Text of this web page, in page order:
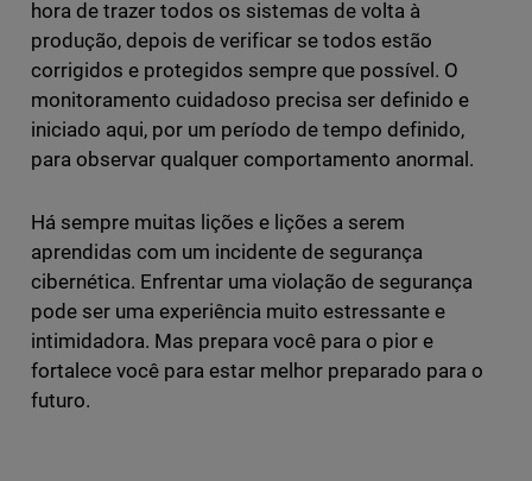
hora de trazer todos os sistemas de volta à
produção, depois de verificar se todos estão
corrigidos e protegidos sempre que possível. O
monitoramento cuidadoso precisa ser definido e
iniciado aqui, por um período de tempo definido,
para observar qualquer comportamento anormal.
Há sempre muitas lições e lições a serem
aprendidas com um incidente de segurança
cibernética. Enfrentar uma violação de segurança
pode ser uma experiência muito estressante e
intimidadora. Mas prepara você para o pior e
fortalece você para estar melhor preparado para o
futuro.